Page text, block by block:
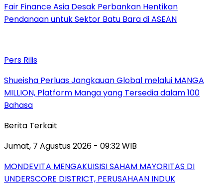
Fair Finance Asia Desak Perbankan Hentikan
Pendanaan untuk Sektor Batu Bara di ASEAN
Pers Rilis
Shueisha Perluas Jangkauan Global melalui MANGA
MILLION, Platform Manga yang Tersedia dalam 100
Bahasa
Berita Terkait
Jumat, 7 Agustus 2026 - 09:32 WIB
MONDEVITA MENGAKUISISI SAHAM MAYORITAS DI
UNDERSCORE DISTRICT, PERUSAHAAN INDUK